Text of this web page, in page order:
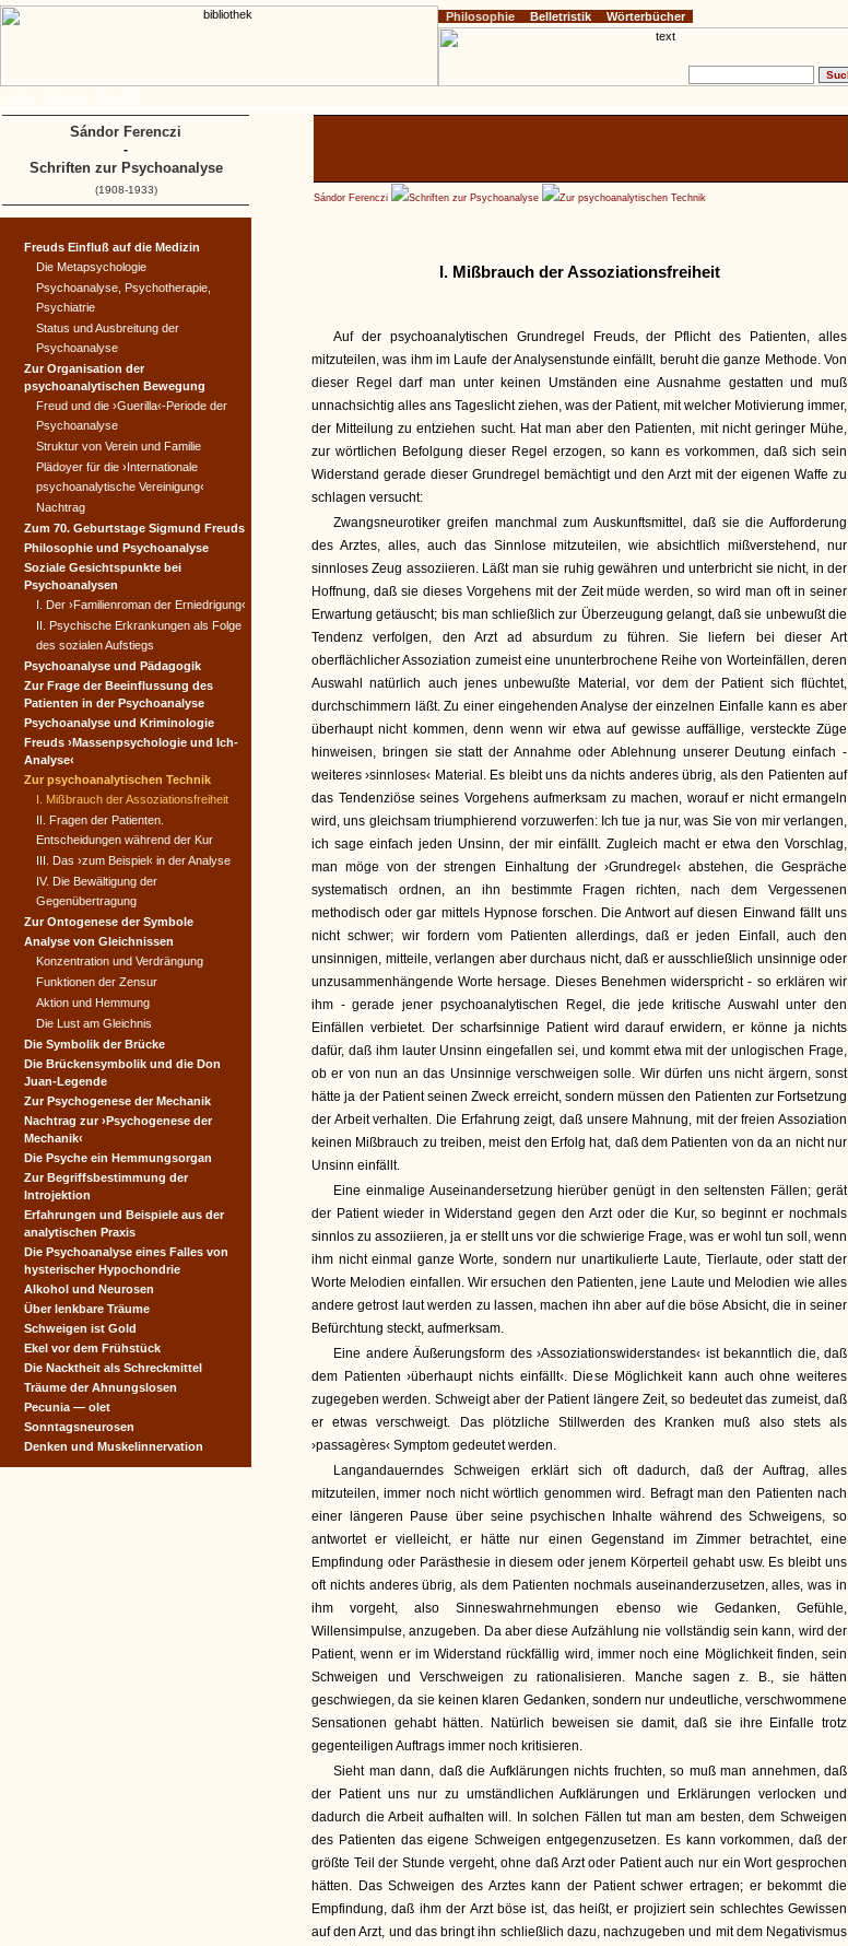
Sándor Ferenczi Schriften zur Psychoanalyse Zur psychoanalytischen Technik
I. Mißbrauch der Assoziationsfreiheit
Auf der psychoanalytischen Grundregel Freuds, der Pflicht des Patienten, alles
mitzuteilen, was ihm im Laufe der Analysenstunde einfällt, beruht die ganze Methode. Von
dieser Regel darf man unter keinen Umständen eine Ausnahme gestatten und muß
unnachsichtig alles ans Tageslicht ziehen, was der Patient, mit welcher Motivierung immer,
der Mitteilung zu entziehen sucht. Hat man aber den Patienten, mit nicht geringer Mühe,
zur wörtlichen Befolgung dieser Regel erzogen, so kann es vorkommen, daß sich sein
Widerstand gerade dieser Grundregel bemächtigt und den Arzt mit der eigenen Waffe zu
schlagen versucht:
Zwangsneurotiker greifen manchmal zum Auskunftsmittel, daß sie die Aufforderung
des Arztes, alles, auch das Sinnlose mitzuteilen, wie absichtlich mißverstehend, nur
sinnloses Zeug assoziieren. Läßt man sie ruhig gewähren und unterbricht sie nicht, in der
Hoffnung, daß sie dieses Vorgehens mit der Zeit müde werden, so wird man oft in seiner
Erwartung getäuscht; bis man schließlich zur Überzeugung gelangt, daß sie unbewußt die
Tendenz verfolgen, den Arzt ad absurdum zu führen. Sie liefern bei dieser Art
oberflächlicher Assoziation zumeist eine ununterbrochene Reihe von Worteinfällen, deren
Auswahl natürlich auch jenes unbewußte Material, vor dem der Patient sich flüchtet,
durchschimmern läßt. Zu einer eingehenden Analyse der einzelnen Einfalle kann es aber
überhaupt nicht kommen, denn wenn wir etwa auf gewisse auffällige, versteckte Züge
hinweisen, bringen sie statt der Annahme oder Ablehnung unserer Deutung einfach -
weiteres ›sinnloses‹ Material. Es bleibt uns da nichts anderes übrig, als den Patienten auf
das Tendenziöse seines Vorgehens aufmerksam zu machen, worauf er nicht ermangeln
wird, uns gleichsam triumphierend vorzuwerfen: Ich tue ja nur, was Sie von mir verlangen,
ich sage einfach jeden Unsinn, der mir einfällt. Zugleich macht er etwa den Vorschlag,
man möge von der strengen Einhaltung der ›Grundregel‹ abstehen, die Gespräche
systematisch ordnen, an ihn bestimmte Fragen richten, nach dem Vergessenen
methodisch oder gar mittels Hypnose forschen. Die Antwort auf diesen Einwand fällt uns
nicht schwer; wir fordern vom Patienten allerdings, daß er jeden Einfall, auch den
unsinnigen, mitteile, verlangen aber durchaus nicht, daß er ausschließlich unsinnige oder
unzusammenhängende Worte hersage. Dieses Benehmen widerspricht - so erklären wir
ihm - gerade jener psychoanalytischen Regel, die jede kritische Auswahl unter den
Einfällen verbietet. Der scharfsinnige Patient wird darauf erwidern, er könne ja nichts
dafür, daß ihm lauter Unsinn eingefallen sei, und kommt etwa mit der unlogischen Frage,
ob er von nun an das Unsinnige verschweigen solle. Wir dürfen uns nicht ärgern, sonst
hätte ja der Patient seinen Zweck erreicht, sondern müssen den Patienten zur Fortsetzung
der Arbeit verhalten. Die Erfahrung zeigt, daß unsere Mahnung, mit der freien Assoziation
keinen Mißbrauch zu treiben, meist den Erfolg hat, daß dem Patienten von da an nicht nur
Unsinn einfällt.
Eine einmalige Auseinandersetzung hierüber genügt in den seltensten Fällen; gerät
der Patient wieder in Widerstand gegen den Arzt oder die Kur, so beginnt er nochmals
sinnlos zu assoziieren, ja er stellt uns vor die schwierige Frage, was er wohl tun soll, wenn
ihm nicht einmal ganze Worte, sondern nur unartikulierte Laute, Tierlaute, oder statt der
Worte Melodien einfallen. Wir ersuchen den Patienten, jene Laute und Melodien wie alles
andere getrost laut werden zu lassen, machen ihn aber auf die böse Absicht, die in seiner
Befürchtung steckt, aufmerksam.
Eine andere Äußerungsform des ›Assoziationswiderstandes‹ ist bekanntlich die, daß
dem Patienten ›überhaupt nichts einfällt‹. Diese Möglichkeit kann auch ohne weiteres
zugegeben werden. Schweigt aber der Patient längere Zeit, so bedeutet das zumeist, daß
er etwas verschweigt. Das plötzliche Stillwerden des Kranken muß also stets als
›passagères‹ Symptom gedeutet werden.
Langandauerndes Schweigen erklärt sich oft dadurch, daß der Auftrag, alles
mitzuteilen, immer noch nicht wörtlich genommen wird. Befragt man den Patienten nach
einer längeren Pause über seine psychischen Inhalte während des Schweigens, so
antwortet er vielleicht, er hätte nur einen Gegenstand im Zimmer betrachtet, eine
Empfindung oder Parästhesie in diesem oder jenem Körperteil gehabt usw. Es bleibt uns
oft nichts anderes übrig, als dem Patienten nochmals auseinanderzusetzen, alles, was in
ihm vorgeht, also Sinneswahrnehmungen ebenso wie Gedanken, Gefühle,
Willensimpulse, anzugeben. Da aber diese Aufzählung nie vollständig sein kann, wird der
Patient, wenn er im Widerstand rückfällig wird, immer noch eine Möglichkeit finden, sein
Schweigen und Verschweigen zu rationalisieren. Manche sagen z. B., sie hätten
geschwiegen, da sie keinen klaren Gedanken, sondern nur undeutliche, verschwommene
Sensationen gehabt hätten. Natürlich beweisen sie damit, daß sie ihre Einfalle trotz
gegenteiligen Auftrags immer noch kritisieren.
Sieht man dann, daß die Aufklärungen nichts fruchten, so muß man annehmen, daß
der Patient uns nur zu umständlichen Aufklärungen und Erklärungen verlocken und
dadurch die Arbeit aufhalten will. In solchen Fällen tut man am besten, dem Schweigen
des Patienten das eigene Schweigen entgegenzusetzen. Es kann vorkommen, daß der
größte Teil der Stunde vergeht, ohne daß Arzt oder Patient auch nur ein Wort gesprochen
hätten. Das Schweigen des Arztes kann der Patient schwer ertragen; er bekommt die
Empfindung, daß ihm der Arzt böse ist, das heißt, er projiziert sein schlechtes Gewissen
auf den Arzt, und das bringt ihn schließlich dazu, nachzugeben und mit dem Negativismus
Freuds Einfluß auf die Medizin
Die Metapsychologie
Psychoanalyse, Psychotherapie,
Psychiatrie
Status und Ausbreitung der
Psychoanalyse
Zur Organisation der
psychoanalytischen Bewegung
Freud und die ›Guerilla‹-Periode der
Psychoanalyse
Struktur von Verein und Familie
Plädoyer für die ›Internationale
psychoanalytische Vereinigung‹
Nachtrag
Zum 70. Geburtstage Sigmund Freuds
Philosophie und Psychoanalyse
Soziale Gesichtspunkte bei
Psychoanalysen
I. Der ›Familienroman der Erniedrigung‹
II. Psychische Erkrankungen als Folge
des sozialen Aufstiegs
Psychoanalyse und Pädagogik
Zur Frage der Beeinflussung des
Patienten in der Psychoanalyse
Psychoanalyse und Kriminologie
Freuds ›Massenpsychologie und Ich-
Analyse‹
Zur psychoanalytischen Technik
I. Mißbrauch der Assoziationsfreiheit
II. Fragen der Patienten.
Entscheidungen während der Kur
III. Das ›zum Beispiel‹ in der Analyse
IV. Die Bewältigung der
Gegenübertragung
Zur Ontogenese der Symbole
Analyse von Gleichnissen
Konzentration und Verdrängung
Funktionen der Zensur
Aktion und Hemmung
Die Lust am Gleichnis
Die Symbolik der Brücke
Die Brückensymbolik und die Don
Juan-Legende
Zur Psychogenese der Mechanik
Nachtrag zur ›Psychogenese der
Mechanik‹
Die Psyche ein Hemmungsorgan
Zur Begriffsbestimmung der
Introjektion
Erfahrungen und Beispiele aus der
analytischen Praxis
Die Psychoanalyse eines Falles von
hysterischer Hypochondrie
Alkohol und Neurosen
Über lenkbare Träume
Schweigen ist Gold
Ekel vor dem Frühstück
Die Nacktheit als Schreckmittel
Träume der Ahnungslosen
Pecunia — olet
Sonntagsneurosen
Denken und Muskelinnervation
Philosophie Belletristik Wörterbücher
Sándor Ferenczi
-
Schriften zur Psychoanalyse
(1908-1933)